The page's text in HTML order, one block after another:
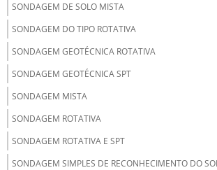
SONDAGEM DE SOLO MISTA
SONDAGEM DO TIPO ROTATIVA
SONDAGEM GEOTÉCNICA ROTATIVA
SONDAGEM GEOTÉCNICA SPT
SONDAGEM MISTA
SONDAGEM ROTATIVA
SONDAGEM ROTATIVA E SPT
SONDAGEM SIMPLES DE RECONHECIMENTO DO